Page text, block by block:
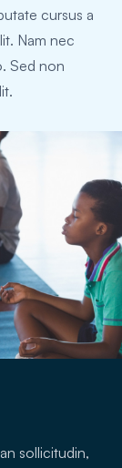
cursus a
Nam nec
Sed non
sollicitudin,